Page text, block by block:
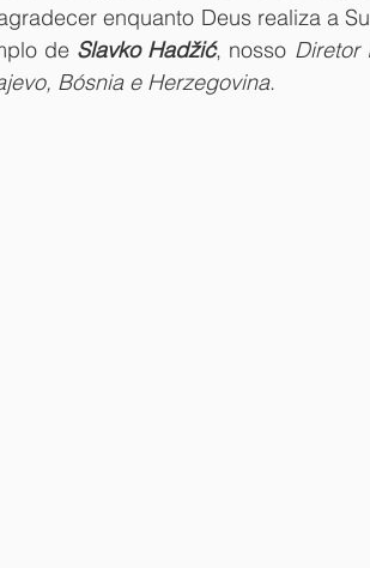
enquanto Deus realiza a
de Slavko Hadžić, nosso Diretor
Bósnia e Herzegovina.